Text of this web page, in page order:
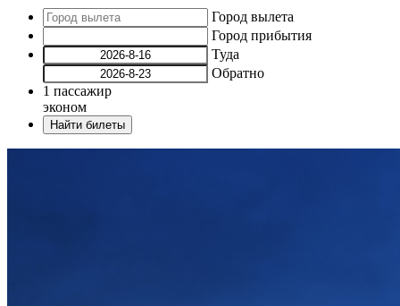
Город вылета
Город прибытия
Туда
Обратно
1 пассажир
эконом
Найти билеты